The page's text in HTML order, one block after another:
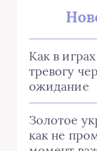
Как в
тревогу
ожидание
Золотое
как не